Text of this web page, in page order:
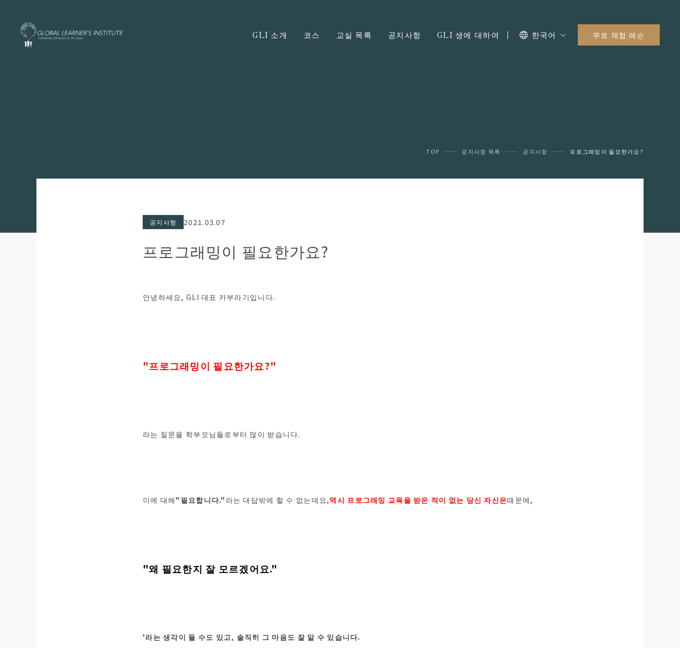
GLI 소개 코스 교실 목록 공지사항 GLI 생에 대하여 한국어 무료 체험 레슨
TOP 공지사항 목록 공지사항 프로그래밍이 필요한가요?
공지사항 2021.03.07
프로그래밍이 필요한가요?
안녕하세요, GLI 대표 카부라기입니다.
"프로그래밍이 필요한가요?"
라는 질문을 학부모님들로부터 많이 받습니다.
이에 대해 "필요합니다." 라는 대답밖에 할 수 없는데요,역시 프로그래밍 교육을 받은 적이 없는 당신 자신은때문에,
"왜 필요한지 잘 모르겠어요."
'라는 생각이 들 수도 있고, 솔직히 그 마음도 잘 알 수 있습니다.